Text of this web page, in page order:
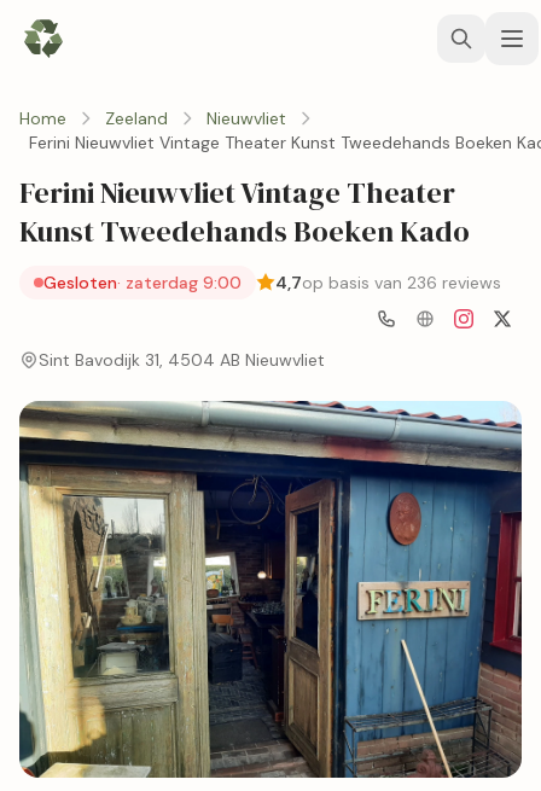
Home Zeeland
Nieuwvliet
Ferini Nieuwvliet Vintage Theater Kunst Tweedehands Boeken
Ferini Nieuwvliet Vintage Theater
Kunst Tweedehands Boeken Kado
Gesloten· zaterdag 9:00 4,7op basis van 236 reviews
Sint Bavodijk 31, 4504 AB Nieuwvliet